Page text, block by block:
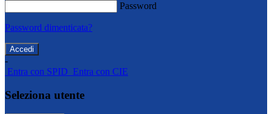
Password
Password dimenticata?
-
Entra con SPID Entra con CIE
Seleziona utente